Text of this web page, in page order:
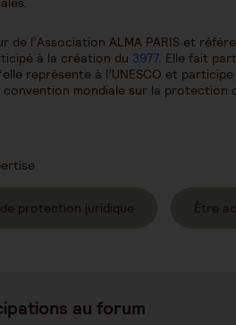
de l’Association ALMA PARIS et
à la création du 3977. Elle fait
représente à l’UNESCO et
convention mondiale sur la protection
protection juridique Être
au forum